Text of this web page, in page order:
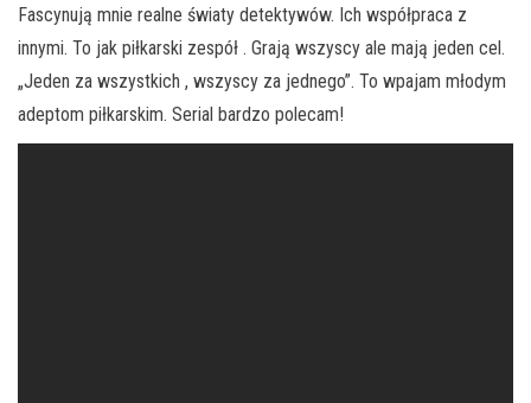
Fascynują mnie realne światy detektywów. Ich współpraca z
innymi. To jak piłkarski zespół . Grają wszyscy ale mają jeden cel.
„Jeden za wszystkich , wszyscy za jednego”. To wpajam młodym
adeptom piłkarskim. Serial bardzo polecam!